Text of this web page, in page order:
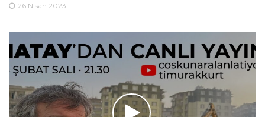
26 Nisan 2023